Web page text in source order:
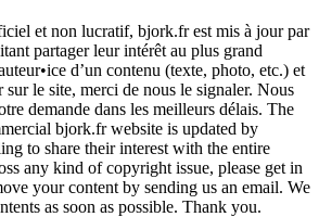
et non lucratif, bjork.fr est mis à jour par
partager leur intérêt au plus grand
d’un contenu (texte, photo, etc.) et
sur le site, merci de nous le signaler. Nous
demande dans les meilleurs délais. The
bjork.fr website is updated by
to share their interest with the entire
any kind of copyright issue, please get in
your content by sending us an email. We
as soon as possible. Thank you.